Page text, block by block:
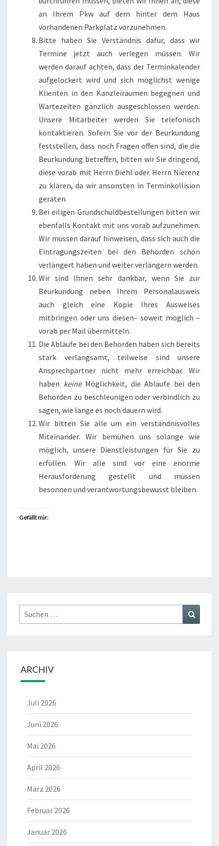
an Ihrem Pkw auf dem hinter dem Haus
vorhandenen Parkplatz vorzunehmen.
Bitte haben Sie Verständnis dafür, dass wir
Termine jetzt auch verlegen müssen. Wir
werden darauf achten, dass der Terminkalender
aufgelockert wird und sich möglichst wenige
Klienten in den Kanzleiräumen begegnen und
Wartezeiten gänzlich ausgeschlossen werden.
Unsere Mitarbeiter werden Sie telefonisch
kontaktieren. Sofern Sie vor der Beurkundung
feststellen, dass noch Fragen offen sind, die die
Beurkundung betreffen, bitten wir Sie dringend,
diese vorab mit Herrn Diehl oder Herrn Nierenz
zu klären, da wir ansonsten in Terminkollision
geraten.
Bei eiligen Grundschuldbestellungen bitten wir
ebenfalls Kontakt mit uns vorab aufzunehmen.
Wir müssen darauf hinweisen, dass sich auch die
Eintragungszeiten bei den Behörden schon
verlängert haben und weiter verlängern werden.
Wir sind Ihnen sehr dankbar, wenn Sie zur
Beurkundung neben Ihrem Personalausweis
auch gleich eine Kopie Ihres Ausweises
mitbringen oder uns diesen– soweit möglich –
vorab per Mail übermitteln.
Die Abläufe bei den Behörden haben sich bereits
stark verlangsamt, teilweise sind unsere
Ansprechpartner nicht mehr erreichbar. Wir
haben keineMöglichkeit, die Abläufe bei den
Behörden zu beschleunigen oder verbindlich zu
sagen, wie lange es noch dauern wird.
Wir bitten Sie alle um ein verständnisvolles
Miteinander. Wir bemühen uns solange wie
möglich, unsere Dienstleistungen für Sie zu
erfüllen. Wir alle sind vor eine enorme
Herausforderung gestellt und müssen
besonnen und verantwortungsbewusst bleiben.
Gefällt mir:
Suchen
nach:
ARCHIV
Juli 2026
Juni 2026
Mai 2026
April 2026
März 2026
Februar 2026
Januar 2026